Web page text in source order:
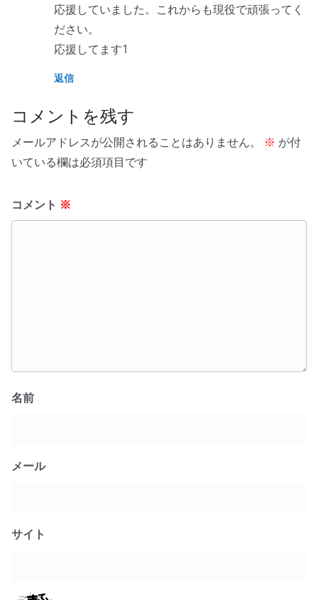
応援していました。これからも現役で頑張ってく
ださい。
応援してます1
返信
コメントを残す
メールアドレスが公開されることはありません。 ※ が付
いている欄は必須項目です
コメント ※
名前
メール
サイト